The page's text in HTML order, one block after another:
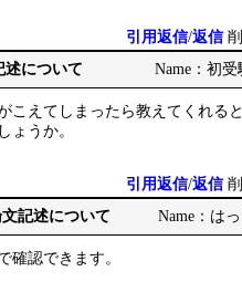
引用返信/返信
について Name：初
こえてしまったら教えてくれる
ょうか。
引用返信/返信
記述について Name：は
確認できます。